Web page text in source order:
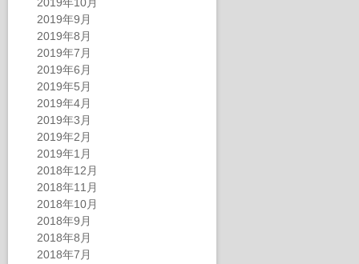
2019年9月
2019年8月
2019年7月
2019年6月
2019年5月
2019年4月
2019年3月
2019年2月
2019年1月
2018年12月
2018年11月
2018年10月
2018年9月
2018年8月
2018年7月